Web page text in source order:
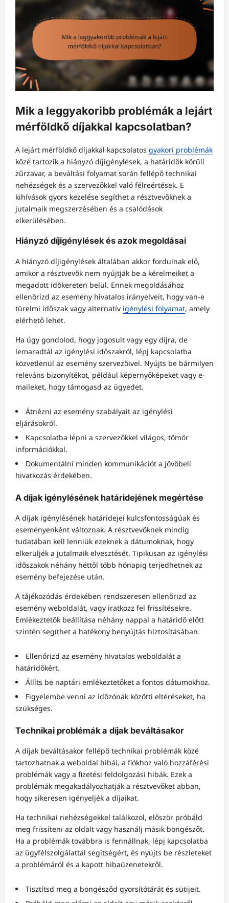
Mik a leggyakoribb problémák a lejárt
mérföldkő díjakkal kapcsolatban?
A lejárt mérföldkő díjakkal kapcsolatos gyakori problémák
közé tartozik a hiányzó díjigénylések, a határidők körüli
zűrzavar, a beváltási folyamat során fellépő technikai
nehézségek és a szervezőkkel való félreértések. E
kihívások gyors kezelése segíthet a résztvevőknek a
jutalmaik megszerzésében és a csalódások
elkerülésében.
Hiányzó díjigénylések és azok megoldásai
A hiányzó díjigénylések általában akkor fordulnak elő,
amikor a résztvevők nem nyújtják be a kérelmeiket a
megadott időkereten belül. Ennek megoldásához
ellenőrizd az esemény hivatalos irányelveit, hogy van-e
türelmi időszak vagy alternatív igénylési folyamat, amely
elérhető lehet.
Ha úgy gondolod, hogy jogosult vagy egy díjra, de
lemaradtál az igénylési időszakról, lépj kapcsolatba
közvetlenül az esemény szervezőivel. Nyújts be bármilyen
releváns bizonyítékot, például képernyőképeket vagy e-
maileket, hogy támogasd az ügyedet.
Átnézni az esemény szabályait az igénylési
eljárásokról.
Kapcsolatba lépni a szervezőkkel világos, tömör
információkkal.
Dokumentálni minden kommunikációt a jövőbeli
hivatkozás érdekében.
A díjak igénylésének határidejének megértése
A díjak igénylésének határidejei kulcsfontosságúak és
eseményenként változnak. A résztvevőknek mindig
tudatában kell lenniük ezeknek a dátumoknak, hogy
elkerüljék a jutalmaik elvesztését. Tipikusan az igénylési
időszakok néhány héttől több hónapig terjedhetnek az
esemény befejezése után.
A tájékozódás érdekében rendszeresen ellenőrizd az
esemény weboldalát, vagy iratkozz fel frissítésekre.
Emlékeztetők beállítása néhány nappal a határidő előtt
szintén segíthet a hatékony benyújtás biztosításában.
Ellenőrizd az esemény hivatalos weboldalát a
határidőkért.
Állíts be naptári emlékeztetőket a fontos dátumokhoz.
Figyelembe venni az időzónák közötti eltéréseket, ha
szükséges.
Technikai problémák a díjak beváltásakor
A díjak beváltásakor fellépő technikai problémák közé
tartozhatnak a weboldal hibái, a fiókhoz való hozzáférési
problémák vagy a fizetési feldolgozási hibák. Ezek a
problémák megakadályozhatják a résztvevőket abban,
hogy sikeresen igényeljék a díjaikat.
Ha technikai nehézségekkel találkozol, először próbáld
meg frissíteni az oldalt vagy használj másik böngészőt.
Ha a problémák továbbra is fennállnak, lépj kapcsolatba
az ügyfélszolgálattal segítségért, és nyújts be részleteket
a problémáról és a kapott hibaüzenetekről.
Tisztítsd meg a böngésződ gyorsítótárát és sütijeit.